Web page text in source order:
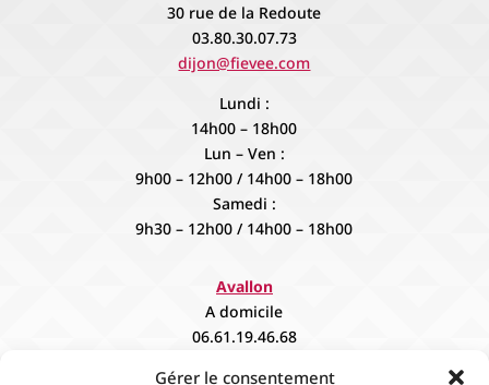
Gérer le consentement
30 rue de la Redoute
03.80.30.07.73
dijon@fievee.com
Lundi :
14h00 – 18h00
Lun – Ven :
9h00 – 12h00 / 14h00 – 18h00
Samedi :
9h30 – 12h00 / 14h00 – 18h00
Avallon
A domicile
06.61.19.46.68